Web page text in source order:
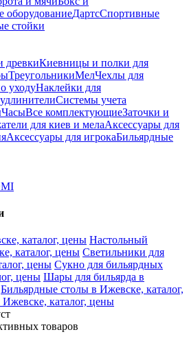
оборудованиеДартсСпортивные
стойки
древкиКиевницы и полки для
ТреугольникиМелЧехлы для
уходуНаклейки для
Системы учета
ЧасыВсе комплектующиеЗаточки и
для киев и мелаАксессуары для
Аксессуары для игрокаБильярдные
каталог, цены Настольный
каталог, цены Светильники для
цены Сукно для бильярдных
цены Шары для бильярда в
Бильярдные столы в Ижевске, каталог,
каталог, цены
товаров